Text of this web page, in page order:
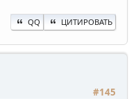
QQ ЦИТИРОВАТЬ
#145